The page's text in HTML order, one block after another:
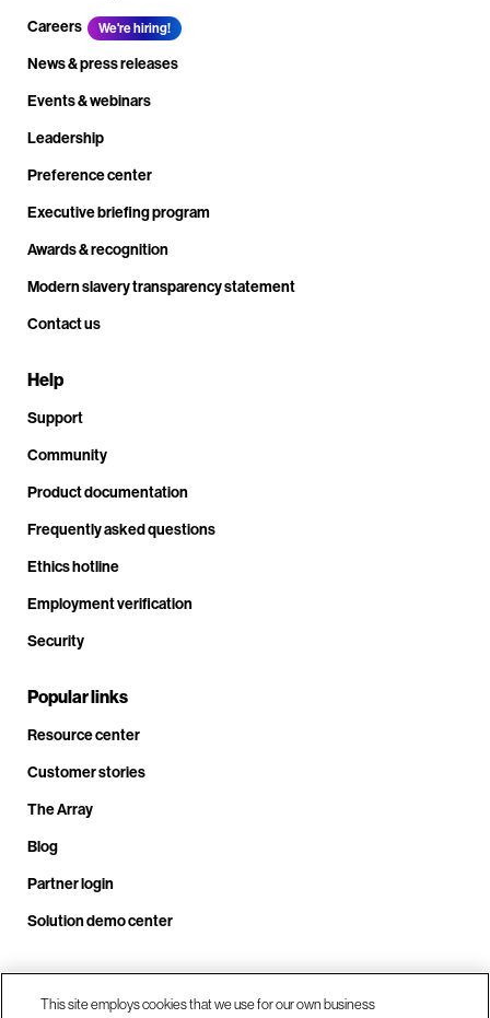
Careers
We're hiring!
News & press releases
Events & webinars
Leadership
Preference center
Executive briefing program
Awards & recognition
Modern slavery transparency statement
Contact us
Help
Support
Community
Product documentation
Frequently asked questions
Ethics hotline
Employment verification
Security
Popular links
Resource center
Customer stories
The Array
Blog
Partner login
Solution demo center
Call us at +1.678.403.3035
This site employs cookies that we use for our own business